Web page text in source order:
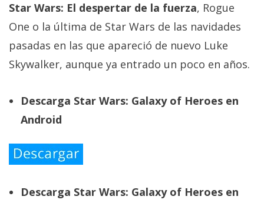
Star Wars: El despertar de la fuerza, Rogue
One o la última de Star Wars de las navidades
pasadas en las que apareció de nuevo Luke
Skywalker, aunque ya entrado un poco en años.
Descarga Star Wars: Galaxy of Heroes en
Android
Descarga Star Wars: Galaxy of Heroes en